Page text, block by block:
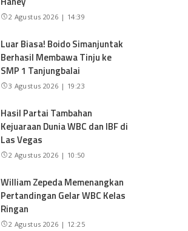
2 Agustus 2026 | 14:39
Luar Biasa! Boido Simanjuntak
Berhasil Membawa Tinju ke
SMP 1 Tanjungbalai
3 Agustus 2026 | 19:23
Hasil Partai Tambahan
Kejuaraan Dunia WBC dan IBF di
Las Vegas
2 Agustus 2026 | 10:50
William Zepeda Memenangkan
Pertandingan Gelar WBC Kelas
Ringan
2 Agustus 2026 | 12:25